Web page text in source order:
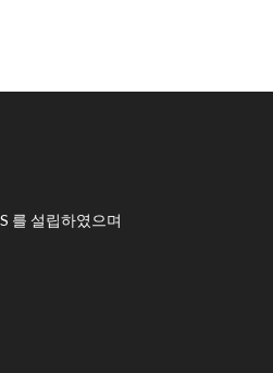
를 설립하였으며